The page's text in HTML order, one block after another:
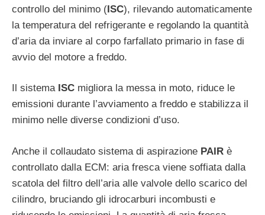
controllo del minimo (ISC), rilevando automaticamente
la temperatura del refrigerante e regolando la quantità
d’aria da inviare al corpo farfallato primario in fase di
avvio del motore a freddo.
Il sistema ISC migliora la messa in moto, riduce le
emissioni durante l’avviamento a freddo e stabilizza il
minimo nelle diverse condizioni d’uso.
Anche il collaudato sistema di aspirazione PAIR è
controllato dalla ECM: aria fresca viene soffiata dalla
scatola del filtro dell’aria alle valvole dello scarico del
cilindro, bruciando gli idrocarburi incombusti e